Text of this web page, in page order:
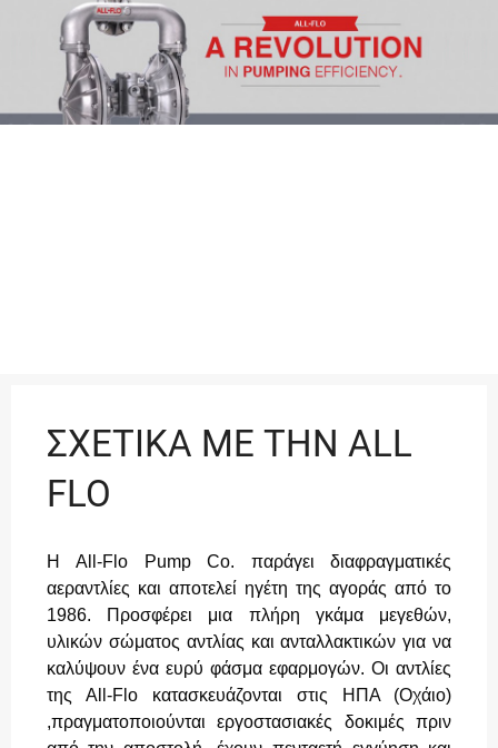
ΣΧΕΤΙΚΑ ΜΕ ΤΗΝ ALL
FLO
Η All-Flo Pump Co. παράγει διαφραγματικές
αεραντλίες και αποτελεί ηγέτη της αγοράς από το
1986. Προσφέρει μια πλήρη γκάμα μεγεθών,
υλικών σώματος αντλίας και ανταλλακτικών για να
καλύψουν ένα ευρύ φάσμα εφαρμογών. Οι αντλίες
της All-Flo κατασκευάζονται στις ΗΠΑ (Οχάιο)
,πραγματοποιούνται εργοστασιακές δοκιμές πριν